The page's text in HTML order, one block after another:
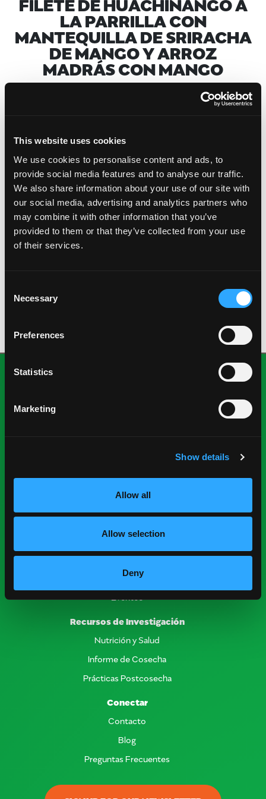
This website uses cookies
We use cookies to personalise content and ads, to
provide social media features and to analyse our traffic.
We also share information about your use of our site with
our social media, advertising and analytics partners who
may combine it with other information that you’ve
provided to them or that they’ve collected from your use
of their services.
Selection
Necessary
Preferences
Statistics
Marketing
Show details
Allow all
Allow selection
Deny
LA PARRILLA CON
MANTEQUILLA DE SRIRACHA
DE MANGO Y ARROZ
MADRÁS CON MANGO
COMPARTIR Facebook
Twitter
Pinterest
TIEMPO DE
PREPARACIÓN
---
TIEMPO DE COCCIÓN
---
---
Sobre NMB
Destacados
Nominaciones
Recursos para la Industria
Obtener Informe de Cosecha
Encontrar Proveedores
Recursos de Investigación
Nutrición y Salud
Informe de Cosecha
Prácticas Postcosecha
Conectar
Contacto
Blog
Preguntas Frecuentes